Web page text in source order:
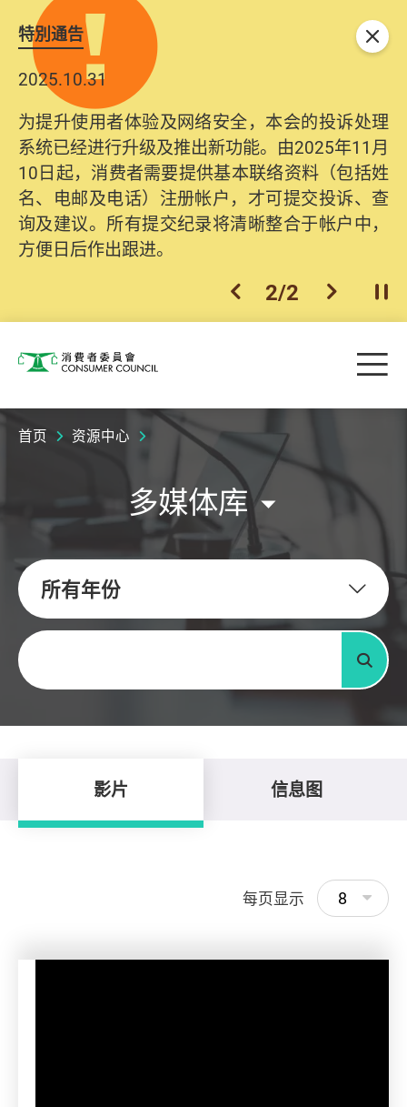
特別通告
2025.10.31
为提升使用者体验及网络安全，本会的投诉处理
系统已经进行升级及推出新功能。由2025年11月
10日起，消费者需要提供基本联络资料（包括姓
名、电邮及电话）注册帐户，才可提交投诉、查
询及建议。所有提交纪录将清晰整合于帐户中，
方便日后作出跟进。
上一个
2/2 下一个开
关闭
消费者委员会 目
首页 资源中心
多媒体库
所有年份
关键字
搜寻
影片 信息图
每页显示 8